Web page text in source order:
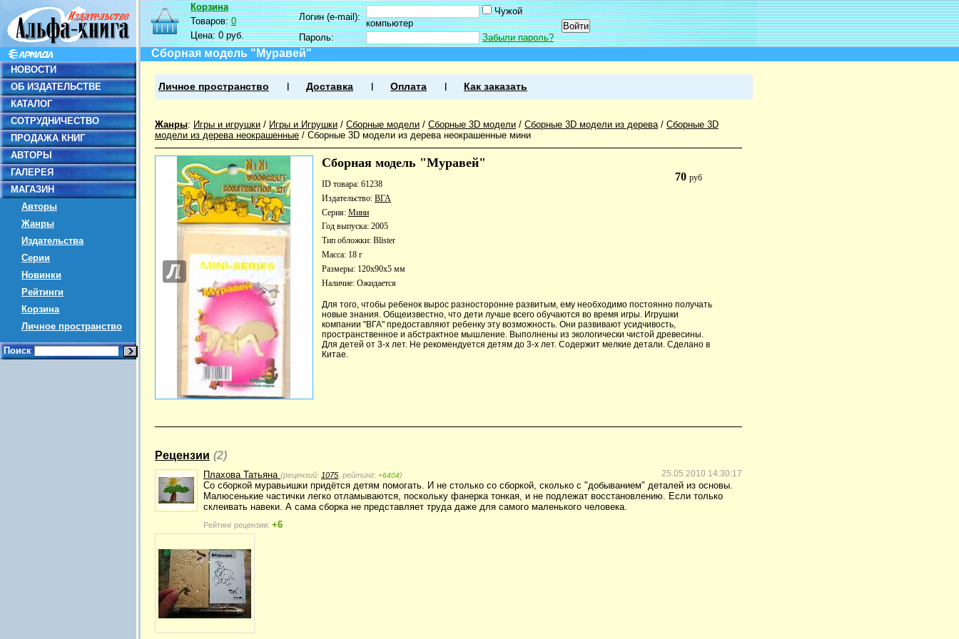
НОВОСТИ
ОБ ИЗДАТЕЛЬСТВЕ
КАТАЛОГ
СОТРУДНИЧЕСТВО
ПРОДАЖА КНИГ
АВТОРЫ
ГАЛЕРЕЯ
МАГАЗИН
Авторы
Жанры
Издательства
Серии
Новинки
Рейтинги
Корзина
Личное пространство
Поиск
Корзина
Товаров:0
Цена:0 руб.
Логин (e-mail):
Чужой
компьютер
Пароль:
Забыли пароль?
Сборная модель "Муравей"
Личное пространство Доставка Оплата Как заказать
Жанры: Игры и игрушки / Игры и Игрушки / Сборные модели / Сборные 3D модели / Сборные 3D модели из дерева/ Сборные 3D
модели из дерева неокрашенные / Сборные 3D модели из дерева неокрашенные мини
Сборная модель "Муравей"
70руб
ID товара: 61238
Издательство: ВГА
Серия: Мини
Год выпуска: 2005
Тип обложки: Blister
Масса: 18 г
Размеры: 120x90x5 мм
Наличие: Ожидается
Для того, чтобы ребенок вырос разносторонне развитым, ему необходимо постоянно получать
новые знания. Общеизвестно, что дети лучше всего обучаются во время игры. Игрушки
компании "ВГА" предоставляют ребенку эту возможность. Они развивают усидчивость,
пространственное и абстрактное мышление. Выполнены из экологически чистой древесины.
Для детей от 3-х лет. Не рекомендуется детям до 3-х лет. Содержит мелкие детали. Сделано в
Китае.
Рецензии (2)
25.05.2010 14:30:17
Плахова Татьяна (рецензий: 1075 , рейтинг: +6404)
Со сборкой муравьишки придётся детям помогать. И не столько со сборкой, сколько с "добыванием" деталей из основы.
Малюсенькие частички легко отламываются, поскольку фанерка тонкая, и не подлежат восстановлению. Если только
склеивать навеки. А сама сборка не представляет труда даже для самого маленького человека.
Рейтинг рецензии: +6